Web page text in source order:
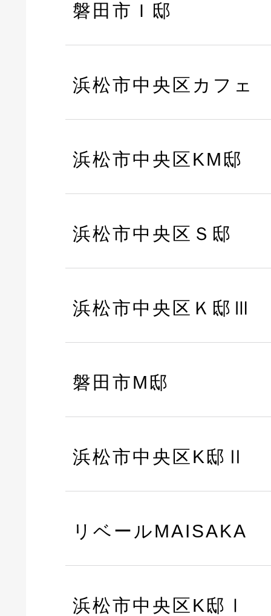
磐田市Ｉ邸
浜松市中央区カフェ
浜松市中央区KM邸
浜松市中央区Ｓ邸
浜松市中央区Ｋ邸Ⅲ
磐田市M邸
浜松市中央区K邸Ⅱ
リベールMAISAKA
浜松市中央区K邸Ⅰ